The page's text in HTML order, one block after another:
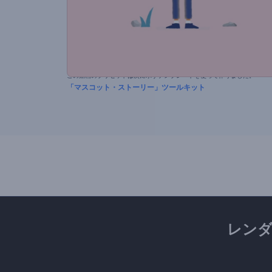
この動画のプリセットは次に示すテンプレートを使って作りました。
「マスコット・ストーリー」ツールキット
レン